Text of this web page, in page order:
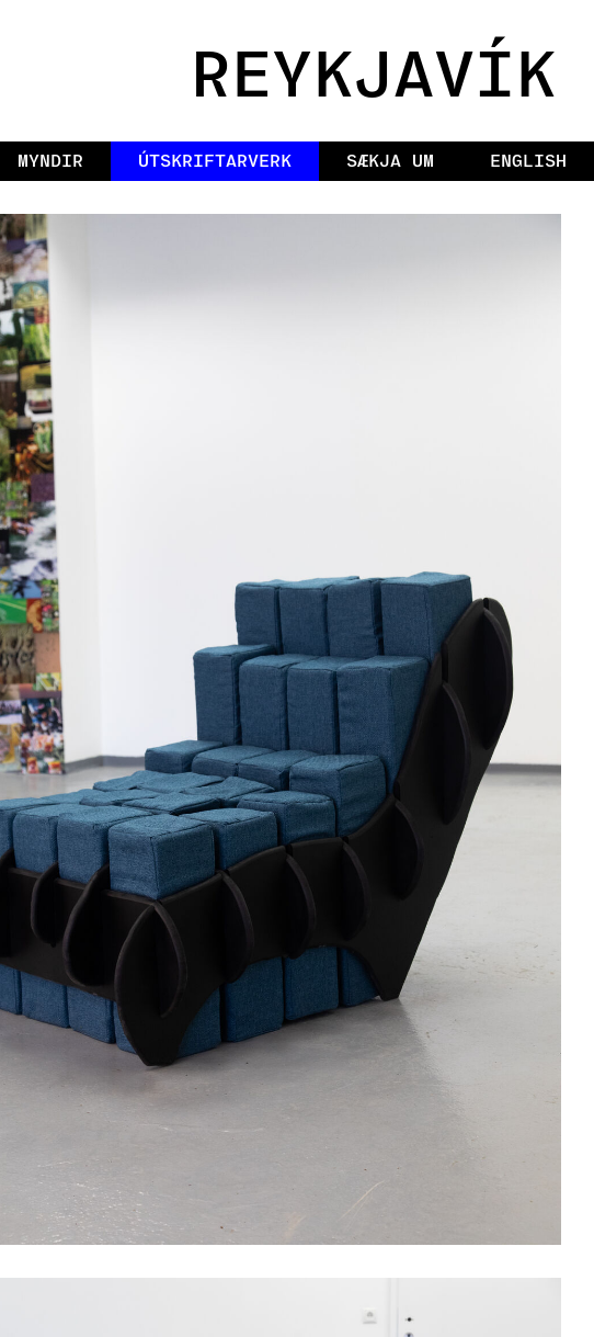
REYKJAVÍK
MYNDIR ÚTSKRIFTARVERK SÆKJA UM ENGLISH